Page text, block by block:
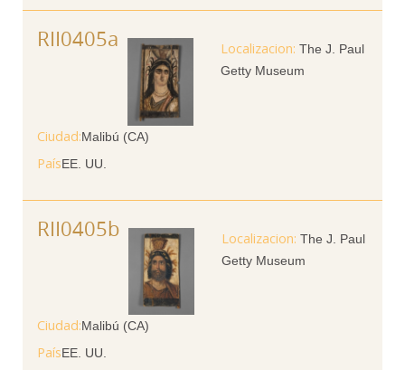
RII0405a
The J. Paul
Getty Museum
Ciudad Malibú (CA)
PaísEE. UU.
RII0405b
The J. Paul
Getty Museum
Ciudad Malibú (CA)
PaísEE. UU.